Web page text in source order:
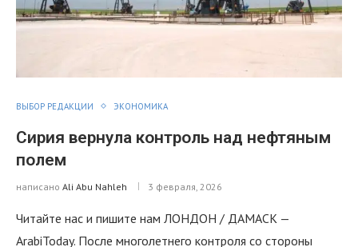
ВЫБОР РЕДАКЦИИ ЭКОНОМИКА
Сирия вернула контроль над нефтяным
полем
написано Ali Abu Nahleh 3 февраля, 2026
Читайте нас и пишите нам ЛОНДОН / ДАМАСК —
ArabiToday. После многолетнего контроля со стороны